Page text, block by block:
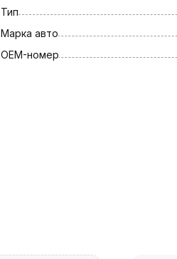
Тип
Марка авто
OEM-номер